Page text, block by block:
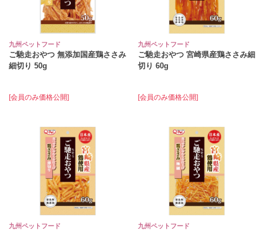
九州ペットフード
ご馳走おやつ 無添加国産鶏ささみ
細切り 50g
[会員のみ価格公開]
九州ペットフード
ご馳走おやつ 宮崎県産鶏ささみ細
切り 60g
[会員のみ価格公開]
九州ペットフード 九州ペットフード